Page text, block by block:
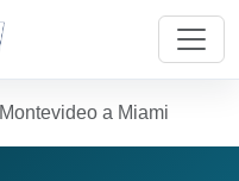
Montevideo a Miami